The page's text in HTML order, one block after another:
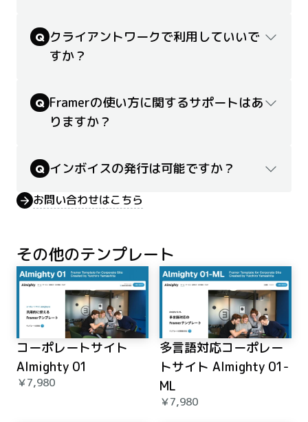
Q クライアントワークで利用していいで
すか？
Q Framerの使い方に関するサポートはあ
りますか？
Q インボイスの発行は可能ですか？
お問い合わせはこちら
その他のテンプレート
コーポレートサイト
Almighty 01
￥7,980
多言語対応コーポレー
トサイト Almighty 01-
ML
￥7,980